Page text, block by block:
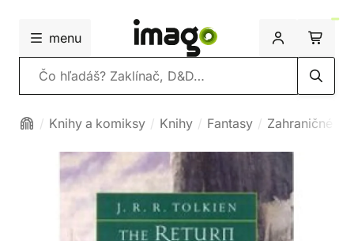
menu
Vyhľadávanie
Knihy a komiksy Knihy Fantasy Zahraničné